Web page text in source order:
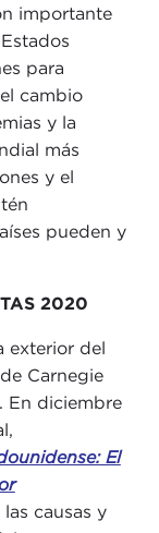
importante
para
cambio
y la
más
y el
pueden y
2020
exterior del
Carnegie
En diciembre
El
causas y